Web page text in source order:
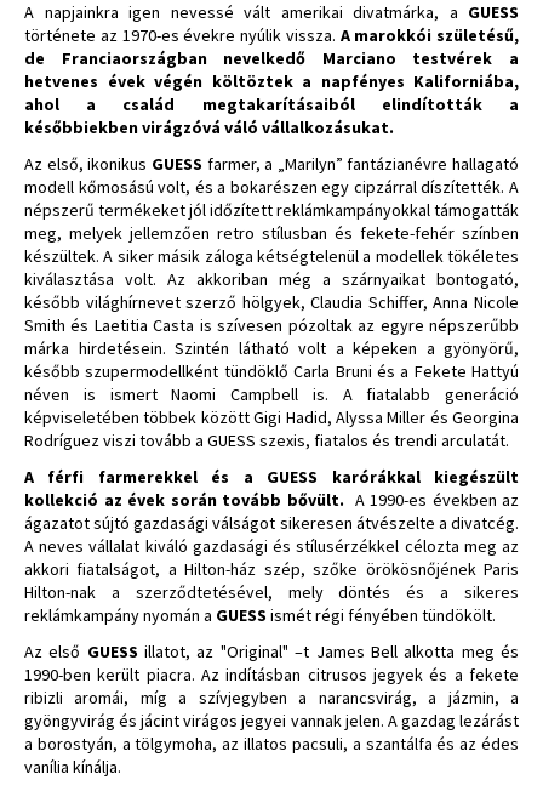
A napjainkra igen nevessé vált amerikai divatmárka, a GUESS
története az 1970-es évekre nyúlik vissza. A marokkói születésű,
de Franciaországban nevelkedő Marciano testvérek a
hetvenes évek végén költöztek a napfényes Kaliforniába,
ahol a család megtakarításaiból elindították a
későbbiekben virágzóvá váló vállalkozásukat.
Az első, ikonikus GUESS farmer, a „Marilyn” fantázianévre hallagató
modell kőmosású volt, és a bokarészen egy cipzárral díszítették. A
népszerű termékeket jól időzített reklámkampányokkal támogatták
meg, melyek jellemzően retro stílusban és fekete-fehér színben
készültek. A siker másik záloga kétségtelenül a modellek tökéletes
kiválasztása volt. Az akkoriban még a szárnyaikat bontogató,
később világhírnevet szerző hölgyek, Claudia Schiffer, Anna Nicole
Smith és Laetitia Casta is szívesen pózoltak az egyre népszerűbb
márka hirdetésein. Szintén látható volt a képeken a gyönyörű,
később szupermodellként tündöklő Carla Bruni és a Fekete Hattyú
néven is ismert Naomi Campbell is. A fiatalabb generáció
képviseletében többek között Gigi Hadid, Alyssa Miller és Georgina
Rodríguez viszi tovább a GUESS szexis, fiatalos és trendi arculatát.
A férfi farmerekkel és a GUESS karórákkal kiegészült
kollekció az évek során tovább bővült. A 1990-es években az
ágazatot sújtó gazdasági válságot sikeresen átvészelte a divatcég.
A neves vállalat kiváló gazdasági és stílusérzékkel célozta meg az
akkori fiatalságot, a Hilton-ház szép, szőke örökösnőjének Paris
Hilton-nak a szerződtetésével, mely döntés és a sikeres
reklámkampány nyomán a GUESS ismét régi fényében tündökölt.
Az első GUESS illatot, az "Original" –t James Bell alkotta meg és
1990-ben került piacra. Az indításban citrusos jegyek és a fekete
ribizli aromái, míg a szívjegyben a narancsvirág, a jázmin, a
gyöngyvirág és jácint virágos jegyei vannak jelen. A gazdag lezárást
a borostyán, a tölgymoha, az illatos pacsuli, a szantálfa és az édes
vanília kínálja.